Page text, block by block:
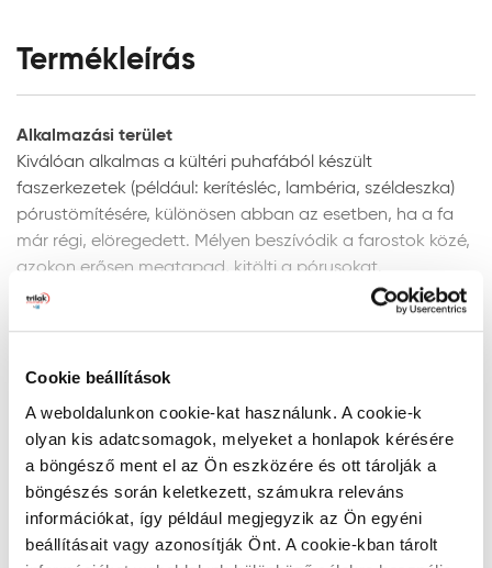
Cookie beállítások
A weboldalunkon cookie-kat használunk. A cookie-k
olyan kis adatcsomagok, melyeket a honlapok kérésére
a böngésző ment el az Ön eszközére és ott tárolják a
böngészés során keletkezett, számukra releváns
információkat, így például megjegyzik az Ön egyéni
beállításait vagy azonosítják Önt. A cookie-kban tárolt
Termékleírás
Alkalmazási terület
Kiválóan alkalmas a kültéri puhafából készült
faszerkezetek (például: kerítésléc, lambéria, széldeszka)
pórustömítésére, különösen abban az esetben, ha a fa
már régi, elöregedett. Mélyen beszívódik a farostok közé,
azokon erősen megtapad, kitölti a pórusokat.
Alkalmazható a Trikolor olajfesték hígítójaként is. Ilyenkor
kizárólag a bevonat teljes eltávolítása után.
Felület-előkészítés
Új és régi puhafafelületek előkészítése:a festendő
felület legyen száraz, pormentes, hordképes,
megfelelően előkészített. A festendő felület max. 5%
nedvességtartalmú faanyag lehet. A még bevonat
Mutass többet
Termékelőnyök
A fa pórusaiba mélyen behatol